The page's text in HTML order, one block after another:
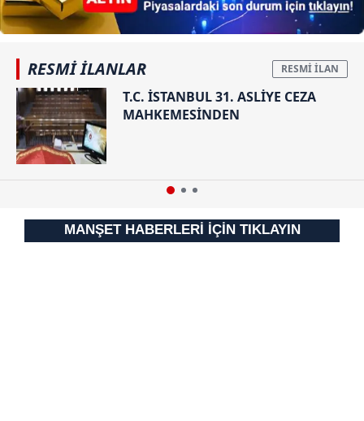
sınırlı olarak açık rızanız dahilinde kullanılacaktır.
Çerezlere ilişkin tercihlerinizi aşağıda yer alan panel
vasıtasıyla belirleyebilirsiniz. Çerezlere ilişkin detaylı bilgi
için Ayarlar butonuna tıklayabilir,Çerez Bilgilendirme
Metnimiziziyaret edebilirsiniz.
6698 sayılı Kişisel Verilerin Korunması Kanunu uyarınca
ilgili mevzuata uygun olarak kullanılan çerezlerle ilgili bilgi
RESMİ İLANLAR
T.C. İSTANBUL 31. ASLİYE CEZA
MAHKEMESİNDEN
MANŞET HABERLERİ İÇİN TIKLAYIN